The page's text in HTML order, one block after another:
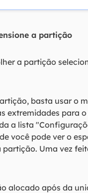
a partição
a partição
basta usar o
extremidades para
a lista
você pode ver o
Uma vez
alocado após da